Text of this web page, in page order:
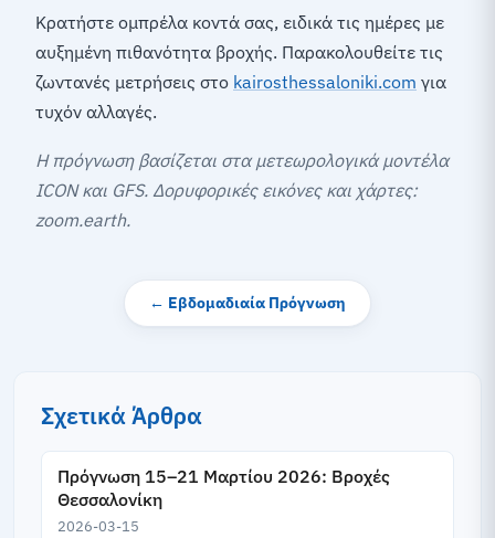
Κρατήστε ομπρέλα κοντά σας, ειδικά τις ημέρες με
αυξημένη πιθανότητα βροχής. Παρακολουθείτε τις
ζωντανές μετρήσεις στο kairosthessaloniki.com για
τυχόν αλλαγές.
Η πρόγνωση βασίζεται στα μετεωρολογικά μοντέλα
ICON και GFS. Δορυφορικές εικόνες και χάρτες:
zoom.earth.
← Εβδομαδιαία Πρόγνωση
Σχετικά Άρθρα
Πρόγνωση 15–21 Μαρτίου 2026: Βροχές
Θεσσαλονίκη
2026-03-15